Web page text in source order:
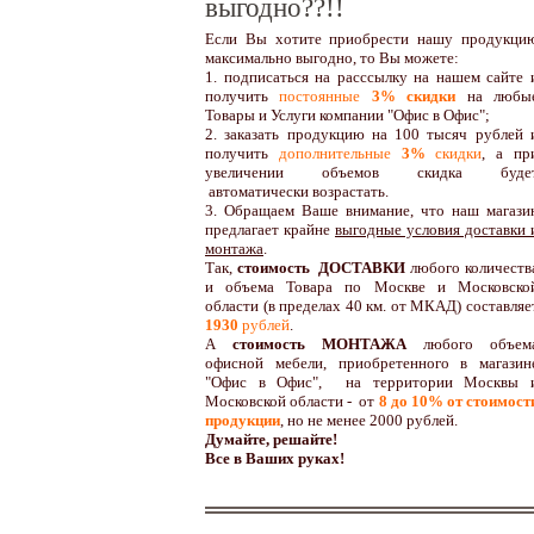
выгодно??!!
Если Вы хотите приобрести нашу
максимально выгодно, то Вы можете:
1. подписаться на расссылку на нашем сайте
получитьпостоянные 3% скидки на
Товары и Услуги компании "Офис в Офис";
2. заказать продукцию на 100 тысяч рублей
получить дополнительные3% скидки, а
увеличении объемов скидка
автоматически возрастать.
3. Обращаем Ваше внимание, что наш
предлагает крайне выгодные условия доставки
монтажа.
Так, стоимость ДОСТАВКИлюбого
и объема Товара по Москве и
области (в пределах 40 км. от МКАД)
1930 рублей.
А стоимость МОНТАЖАлюбого
офисной мебели, приобретенного в
"Офис в Офис", на территории Москвы
Московской области - от 8 до 10% от
продукции, но не менее 2000 рублей.
Думайте, решайте!
Все в Ваших руках!